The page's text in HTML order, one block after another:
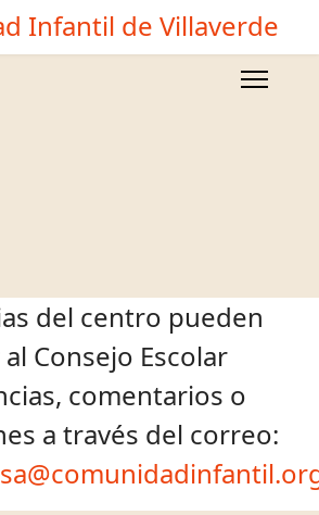
del centro pueden
Consejo Escolar
comentarios o
a través del correo: